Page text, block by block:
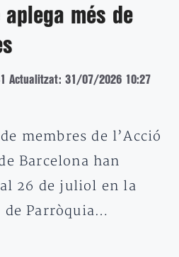
més de
Actualitzat: 31/07/2026 10:27
membres de l’Acció
Barcelona han
26 de juliol en la
de Parròquia…